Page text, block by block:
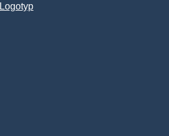
Logotyp